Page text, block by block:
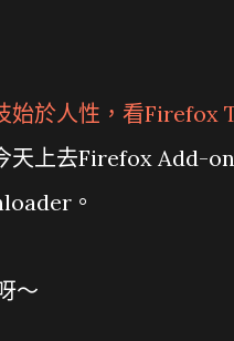
始於人性，看Firefox
天上去Firefox Add-
。
～